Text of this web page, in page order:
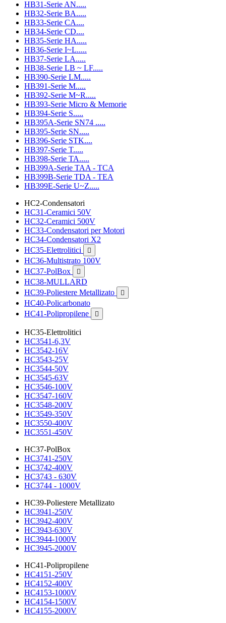
HB31-Serie AN.....
HB32-Serie BA.....
HB33-Serie CA....
HB34-Serie CD....
HB35-Serie HA.....
HB36-Serie I~L.....
HB37-Serie LA.....
HB38-Serie LB ~ LF.....
HB390-Serie LM.....
HB391-Serie M.....
HB392-Serie M~R.....
HB393-Serie Micro & Memorie
HB394-Serie S.....
HB395A-Serie SN74 .....
HB395-Serie SN.....
HB396-Serie STK....
HB397-Serie T.....
HB398-Serie TA.....
HB399A-Serie TAA - TCA
HB399B-Serie TDA - TEA
HB399E-Serie U~Z.....
HC2-Condensatori
HC31-Ceramici 50V
HC32-Ceramici 500V
HC33-Condensatori per Motori
HC34-Condensatori X2
HC35-Elettrolitici

HC36-Multistrato 100V
HC37-PolBox

HC38-MULLARD
HC39-Poliestere Metallizato

HC40-Policarbonato
HC41-Polipropilene

HC35-Elettrolitici
HC3541-6,3V
HC3542-16V
HC3543-25V
HC3544-50V
HC3545-63V
HC3546-100V
HC3547-160V
HC3548-200V
HC3549-350V
HC3550-400V
HC3551-450V
HC37-PolBox
HC3741-250V
HC3742-400V
HC3743 - 630V
HC3744 - 1000V
HC39-Poliestere Metallizato
HC3941-250V
HC3942-400V
HC3943-630V
HC3944-1000V
HC3945-2000V
HC41-Polipropilene
HC4151-250V
HC4152-400V
HC4153-1000V
HC4154-1500V
HC4155-2000V